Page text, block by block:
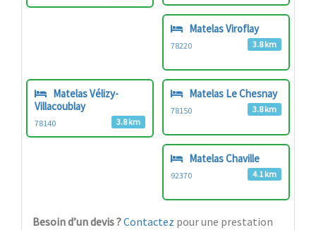
Matelas Viroflay
78220 3.8 km
Matelas Vélizy-
Villacoublay
78140 3.8 km
Matelas Le Chesnay
78150 3.8 km
Matelas Chaville
92370 4.1 km
Besoin d’un devis ?Contactez pour une prestation